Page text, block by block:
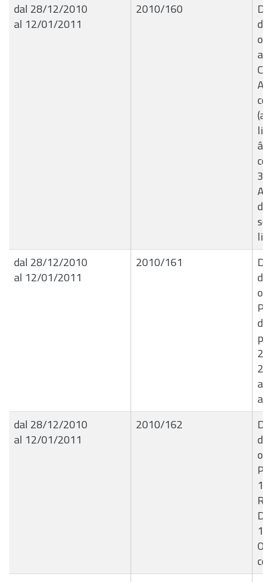
dal 28/12/2010
al 12/01/2011
2010/160
di
dal 28/12/2010
al 12/01/2011
2010/161
dal 28/12/2010
al 12/01/2011
2010/162